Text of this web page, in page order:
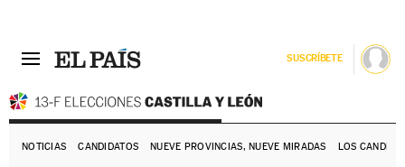
SUSCRÍBETE
NOTICIAS CANDIDATOS NUEVE PROVINCIAS, NUEVE MIRADAS LOS